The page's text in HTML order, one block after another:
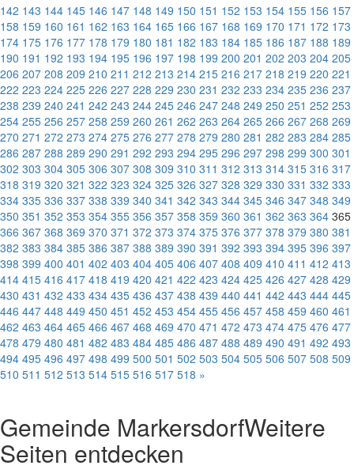
142 143 144 145 146 147 148 149 150 151 152 153 154 155 156 157
158 159 160 161 162 163 164 165 166 167 168 169 170 171 172 173
174 175 176 177 178 179 180 181 182 183 184 185 186 187 188 189
190 191 192 193 194 195 196 197 198 199 200 201 202 203 204 205
206 207 208 209 210 211 212 213 214 215 216 217 218 219 220 221
222 223 224 225 226 227 228 229 230 231 232 233 234 235 236 237
238 239 240 241 242 243 244 245 246 247 248 249 250 251 252 253
254 255 256 257 258 259 260 261 262 263 264 265 266 267 268 269
270 271 272 273 274 275 276 277 278 279 280 281 282 283 284 285
286 287 288 289 290 291 292 293 294 295 296 297 298 299 300 301
302 303 304 305 306 307 308 309 310 311 312 313 314 315 316 317
318 319 320 321 322 323 324 325 326 327 328 329 330 331 332 333
334 335 336 337 338 339 340 341 342 343 344 345 346 347 348 349
350 351 352 353 354 355 356 357 358 359 360 361 362 363 364 365
366 367 368 369 370 371 372 373 374 375 376 377 378 379 380 381
382 383 384 385 386 387 388 389 390 391 392 393 394 395 396 397
398 399 400 401 402 403 404 405 406 407 408 409 410 411 412 413
414 415 416 417 418 419 420 421 422 423 424 425 426 427 428 429
430 431 432 433 434 435 436 437 438 439 440 441 442 443 444 445
446 447 448 449 450 451 452 453 454 455 456 457 458 459 460 461
462 463 464 465 466 467 468 469 470 471 472 473 474 475 476 477
478 479 480 481 482 483 484 485 486 487 488 489 490 491 492 493
494 495 496 497 498 499 500 501 502 503 504 505 506 507 508 509
510 511 512 513 514 515 516 517 518 »
Gemeinde MarkersdorfWeitere
Seiten entdecken